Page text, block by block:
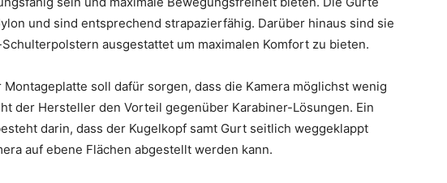
und sind entsprechend strapazierfähig. Darüber hinaus sind sie
ausgestattet um maximalen Komfort zu bieten.
soll dafür sorgen, dass die Kamera möglichst wenig
der Hersteller den Vorteil gegenüber Karabiner-Lösungen. Ein
darin, dass der Kugelkopf samt Gurt seitlich weggeklappt
auf ebene Flächen abgestellt werden kann.